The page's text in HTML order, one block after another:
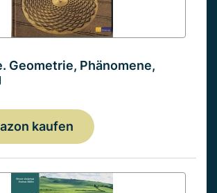
Geometrie, Phänomene,
kaufen